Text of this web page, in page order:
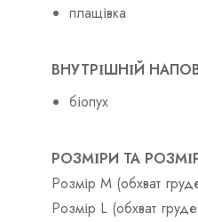
плащівка
ВНУТРІШНІЙ
біопух
РОЗМІРИ ТА
Розмір M (обхват
Розмір L (обхват